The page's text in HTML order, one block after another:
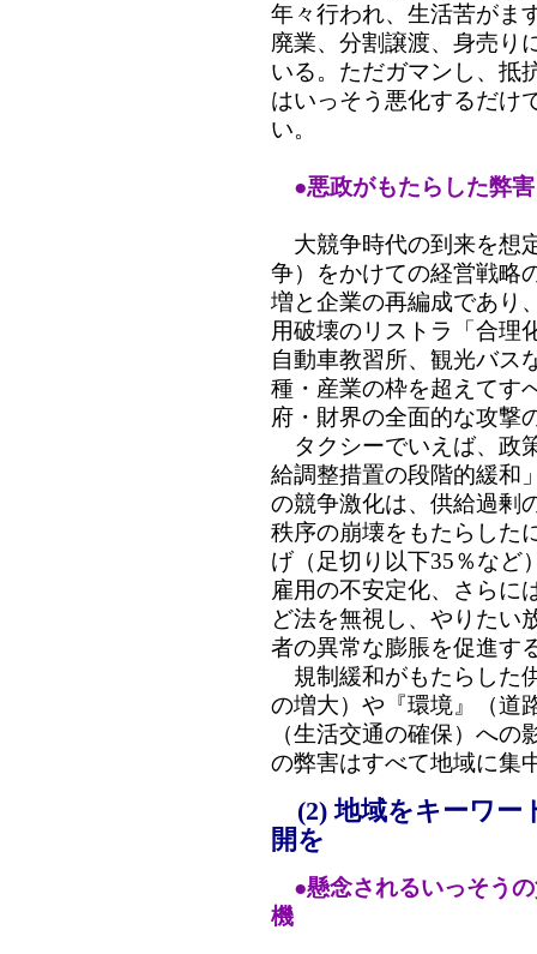
年々行われ、生活苦がま
廃業、分割譲渡、身売り
いる。ただガマンし、抵
はいっそう悪化するだけ
い。
●悪政がもたらした弊
大競争時代の到来を想
争）をかけての経営戦略
増と企業の再編成であり
用破壊のリストラ「合理
自動車教習所、観光バス
種・産業の枠を超えてす
府・財界の全面的な攻撃
タクシーでいえば、政
給調整措置の段階的緩和
の競争激化は、供給過剰
秩序の崩壊をもたらした
げ（足切り以下35％など
雇用の不安定化、さらに
ど法を無視し、やりたい
者の異常な膨脹を促進す
規制緩和がもたらした
の増大）や『環境』（道
（生活交通の確保）へ
の弊害はすべて地域に集
(2) 地域をキーワー
開を
●懸念されるいっそう
機